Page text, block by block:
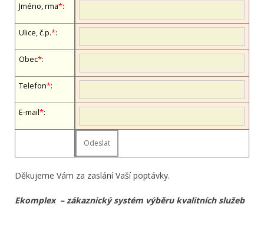
Jméno, firma*:
Ulice, č.p.*:
Obec*:
Telefon*:
E-mail*:
Děkujeme Vám za zaslání Vaší poptávky.
Ekomplex – zákaznický systém výběru kvalitních služeb